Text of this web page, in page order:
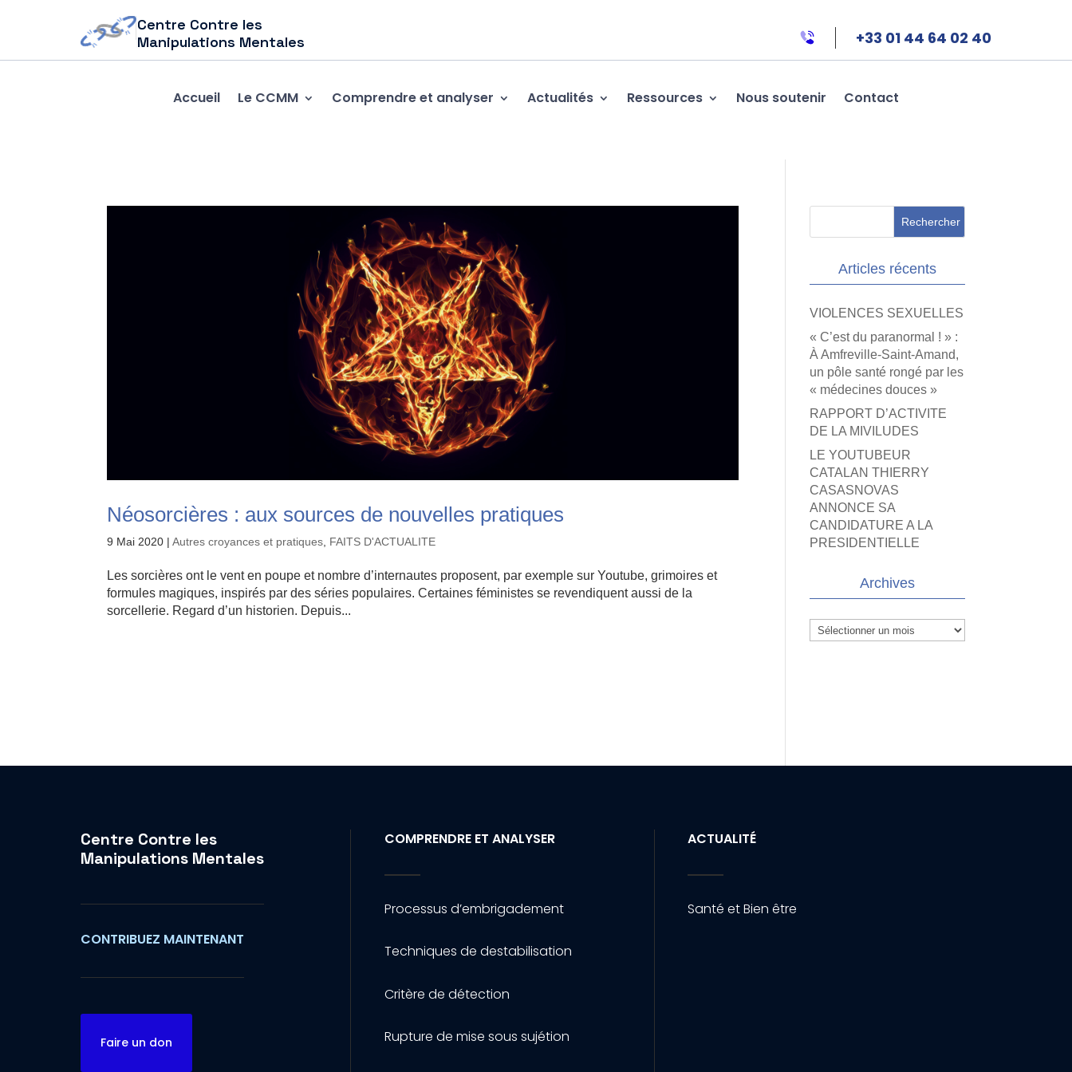
Centre Contre les
Manipulations Mentales
+33 01 44 64 02 40
Accueil Le CCMM Comprendre et analyser Actualités Ressources Nous soutenir Contact
Néosorcières : aux sources de nouvelles pratiques
9 Mai 2020 |Autres croyances et pratiques FAITS D'ACTUALITE
Les sorcières ont le vent en poupe et nombre d’internautes proposent, par exemple sur Youtube, grimoires et
formules magiques, inspirés par des séries populaires. Certaines féministes se revendiquent aussi de la
sorcellerie. Regard d’un historien. Depuis...
Articles récents
VIOLENCES SEXUELLES
« C’est du paranormal ! » :
À Amfreville-Saint-Amand,
un pôle santé rongé par les
« médecines douces »
RAPPORT D’ACTIVITE
DE LA MIVILUDES
LE YOUTUBEUR
CATALAN THIERRY
CASASNOVAS
ANNONCE SA
CANDIDATURE A LA
PRESIDENTIELLE
Archives
Archives
Centre Contre les
Manipulations Mentales
CONTRIBUEZ MAINTENANT
Faire un don
COMPRENDRE ET ANALYSER
Processus d’embrigadement
Techniques de destabilisation
Critère de détection
Rupture de mise sous sujétion
ACTUALITÉ
Santé et Bien être